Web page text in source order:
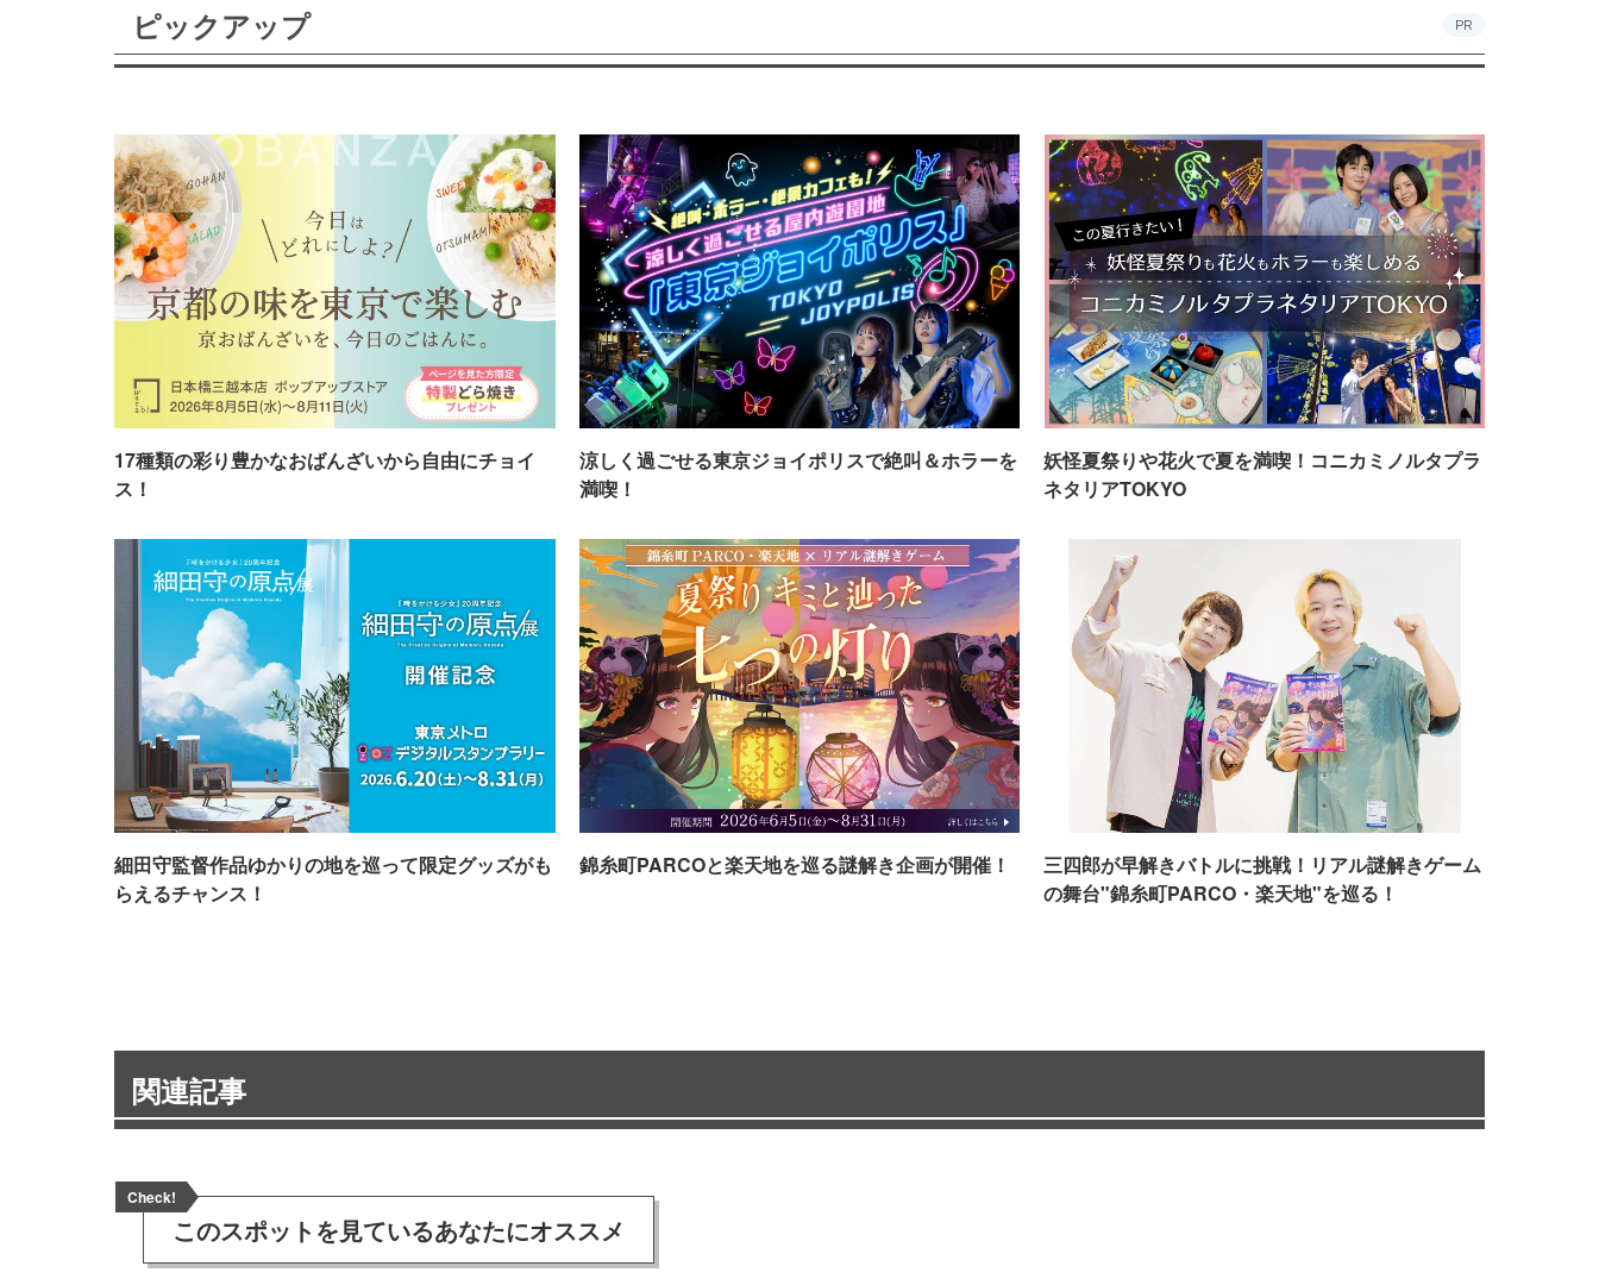
ピックアップ PR
17種類の彩り豊かなおばんざいから自由にチョイ
ス！
涼しく過ごせる東京ジョイポリスで絶叫＆ホラーを
満喫！
妖怪夏祭りや花火で夏を満喫！コニカミノルタプラ
ネタリアTOKYO
細田守監督作品ゆかりの地を巡って限定グッズがも
らえるチャンス！
錦糸町PARCOと楽天地を巡る謎解き企画が開催！
三四郎が早解きバトルに挑戦！リアル謎解きゲーム
の舞台"錦糸町PARCO・楽天地"を巡る！
関連記事
Check!
このスポットを見ているあなたにオススメ